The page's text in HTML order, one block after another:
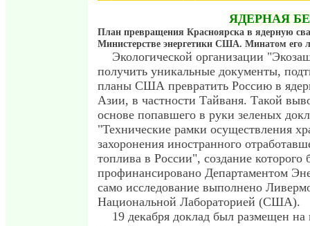
ЯДЕРНАЯ
План превращения Красноярска в ядерную
Министерстве энергетики США. Минатом его
Экологической организации
получить уникальные документы,
планы США превратить Россию в
Азии, в частности Тайваня. Такой
основе попавшего в руки зеленых
"Технические рамки осуществления
захоронения иностранного
топлива в России", создание которого
профинансировано Департаментом
само исследование выполнено
Национальной Лабораторией (США).
19 декабря доклад был размещен на